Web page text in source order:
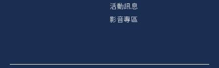
活動訊息
影音專區